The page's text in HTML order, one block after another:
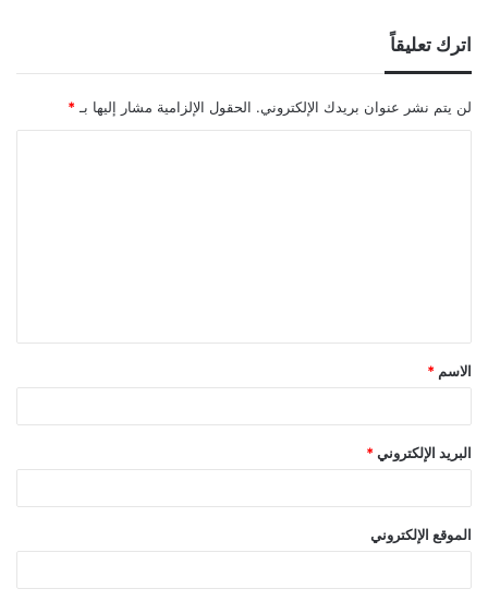
اترك تعليقاً
لن يتم نشر عنوان بريدك الإلكتروني. الحقول الإلزامية مشار إليها بـ *
ق
*
الاسم *
البريد الإلكتروني *
الموقع الإلكتروني